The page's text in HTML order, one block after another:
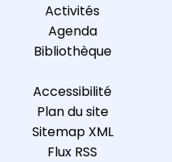
Activités
Agenda
Bibliothèque
Accessibilité
Plan du site
Sitemap XML
Flux RSS